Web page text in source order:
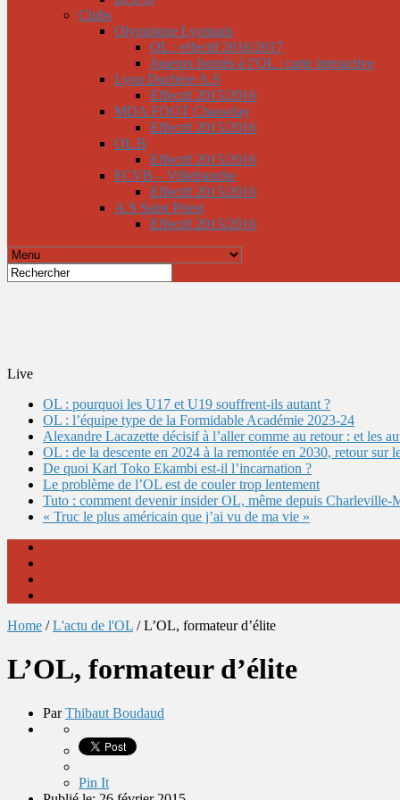
Clubs
Olympique Lyonnais
OL : effectif 2016/2017
Joueurs formés à l’OL : carte interactive
Lyon Duchère A.S
Effectif 2015/2016
MDA FOOT Chasselay
Effectif 2015/2016
OL B
Effectif 2015/2016
FCVB – Villefranche
Effectif 2015/2016
A.S Saint Priest
Effectif 2015/2016
Live
OL : pourquoi les U17 et U19 souffrent-ils autant ?
OL : l’équipe type de la Formidable Académie 2023-24
Alexandre Lacazette décisif à l’aller comme au retour : et les
OL : de la descente en 2024 à la remontée en 2030, retour sur
De quoi Karl Toko Ekambi est-il l’incarnation ?
Le problème de l’OL est de couler trop lentement
Tuto : comment devenir insider OL, même depuis Charleville-
« Truc le plus américain que j’ai vu de ma vie »
Home /L'actu de l'OL /L’OL, formateur d’élite
L’OL, formateur d’élite
ParThibaut Boudaud
Pin It